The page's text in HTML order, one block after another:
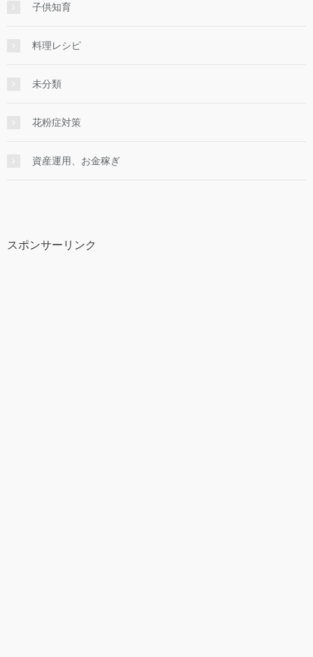
子供知育
料理レシピ
未分類
花粉症対策
資産運用、お金稼ぎ
スポンサーリンク